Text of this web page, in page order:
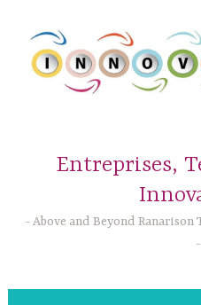
contenu
principal
Entreprises,
Above and Beyond